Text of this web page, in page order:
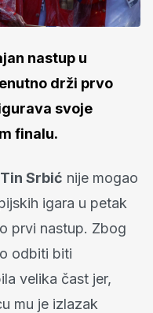
nastup u
drži prvo
svoje
finalu.
Tin Srbić nije mogao
igara u petak
prvi nastup. Zbog
odbiti biti
velika čast jer,
mu je izlazak